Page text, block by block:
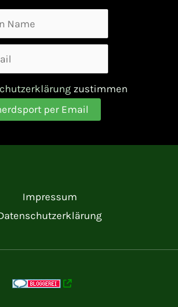
zustimmen
Impressum